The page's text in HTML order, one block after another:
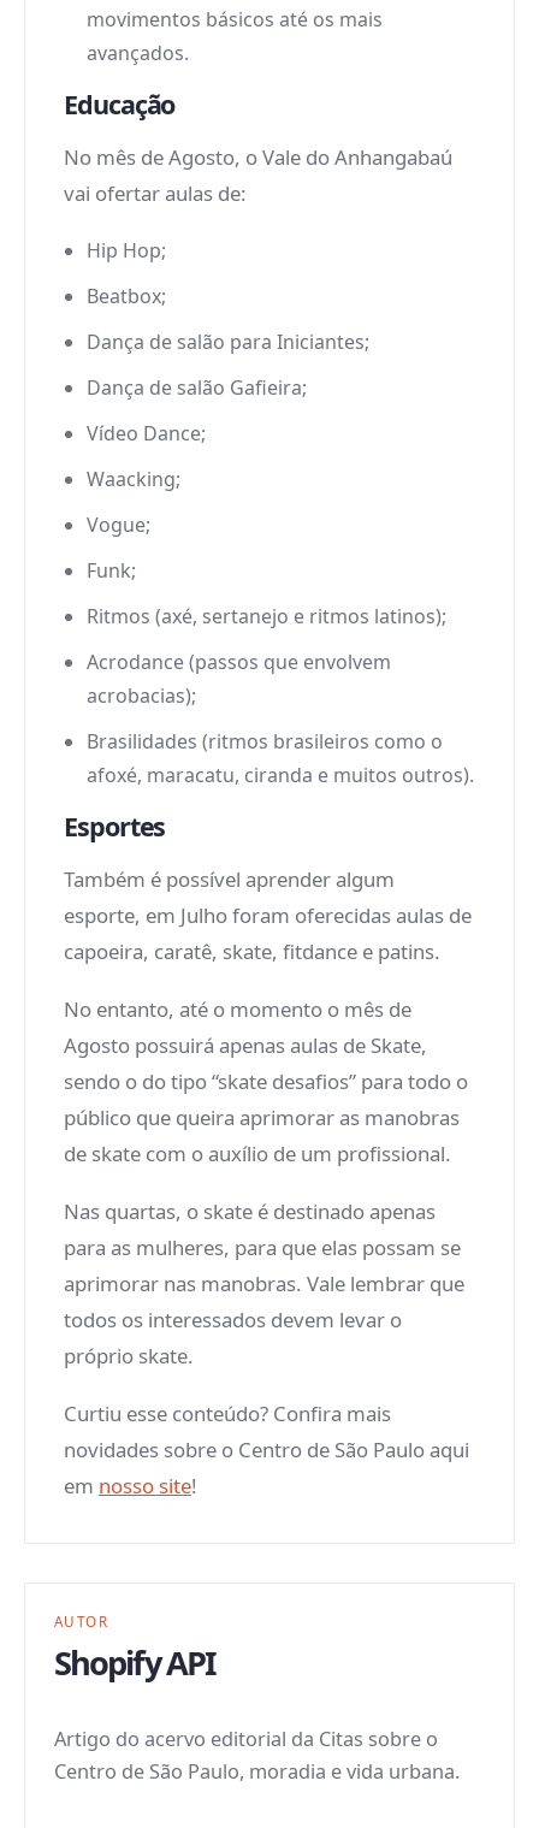
movimentos básicos até os mais
avançados.
Educação
No mês de Agosto, o Vale do Anhangabaú
vai ofertar aulas de:
Hip Hop;
Beatbox;
Dança de salão para Iniciantes;
Dança de salão Gafieira;
Vídeo Dance;
Waacking;
Vogue;
Funk;
Ritmos (axé, sertanejo e ritmos latinos);
Acrodance (passos que envolvem
acrobacias);
Brasilidades (ritmos brasileiros como o
afoxé, maracatu, ciranda e muitos outros).
Esportes
Também é possível aprender algum
esporte, em Julho foram oferecidas aulas de
capoeira, caratê, skate, fitdance e patins.
No entanto, até o momento o mês de
Agosto possuirá apenas aulas de Skate,
sendo o do tipo “skate desafios” para todo o
público que queira aprimorar as manobras
de skate com o auxílio de um profissional.
Nas quartas, o skate é destinado apenas
para as mulheres, para que elas possam se
aprimorar nas manobras. Vale lembrar que
todos os interessados devem levar o
próprio skate.
Curtiu esse conteúdo? Confira mais
novidades sobre o Centro de São Paulo aqui
em nosso site!
AUTOR
Shopify API
Artigo do acervo editorial da Citas sobre o
Centro de São Paulo, moradia e vida urbana.